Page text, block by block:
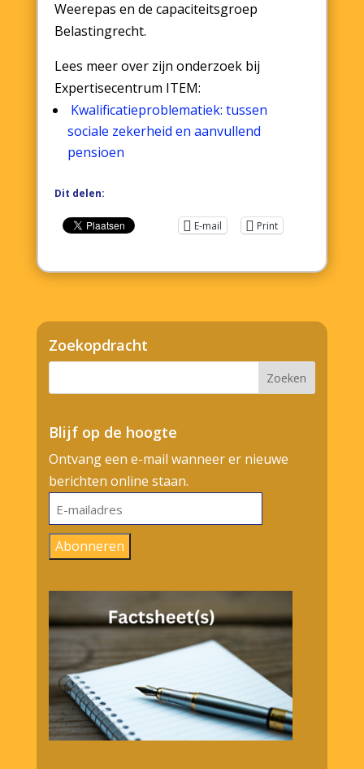
Weerepas en de capaciteitsgroep
Belastingrecht.
Lees meer over zijn onderzoek bij
Expertisecentrum ITEM:
Kwalificatieproblematiek: tussen
sociale zekerheid en aanvullend
pensioen
Dit delen:
E-mail Print
Zoekopdracht
Blijf op de hoogte
Ontvang een e-mail wanneer er nieuwe
berichten online staan.
E-
mailadres
Abonneren